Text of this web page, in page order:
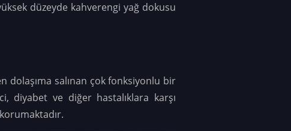
düzeyde kahverengi yağ dokusu
dolaşıma salınan çok fonksiyonlu bir
diyabet ve diğer hastalıklara karşı